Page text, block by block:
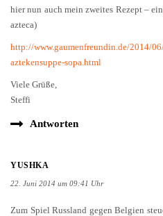
hier nun auch mein zweites Rezept –
azteca)
http://www.gaumenfreundin.de/2014/
aztekensuppe-sopa.html
Viele Grüße,
Steffi
Antworten
YUSHKA
22. Juni 2014 um 09:41 Uhr
Zum Spiel Russland gegen Belgien